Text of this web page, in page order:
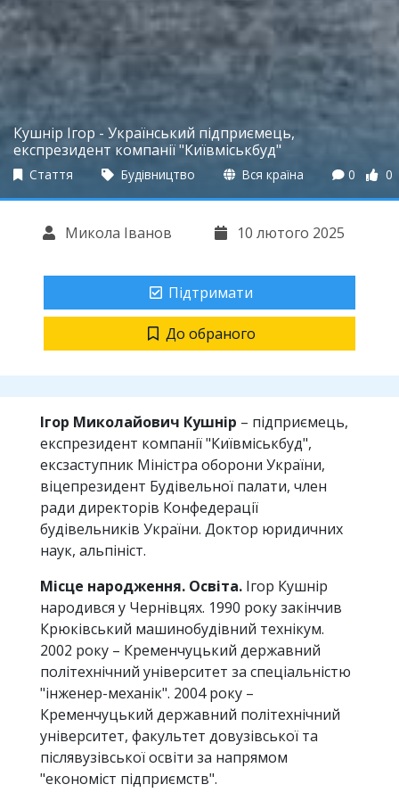
Кушнір Ігор - Український підприємець,
експрезидент компанії "Київміськбуд"
Стаття Будівництво Вся країна 0 0
Микола Іванов 10 лютого 2025
Підтримати
До обраного
Ігор Миколайович Кушнір – підприємець,
експрезидент компанії "Київміськбуд",
ексзаступник Міністра оборони України,
віцепрезидент Будівельної палати, член
ради директорів Конфедерації
будівельників України. Доктор юридичних
наук, альпініст.
Місце народження. Освіта. Ігор Кушнір
народився у Чернівцях. 1990 року закінчив
Крюківський машинобудівний технікум.
2002 року – Кременчуцький державний
політехнічний університет за спеціальністю
"інженер-механік". 2004 року –
Кременчуцький державний політехнічний
університет, факультет довузівської та
післявузівської освіти за напрямом
"економіст підприємств".